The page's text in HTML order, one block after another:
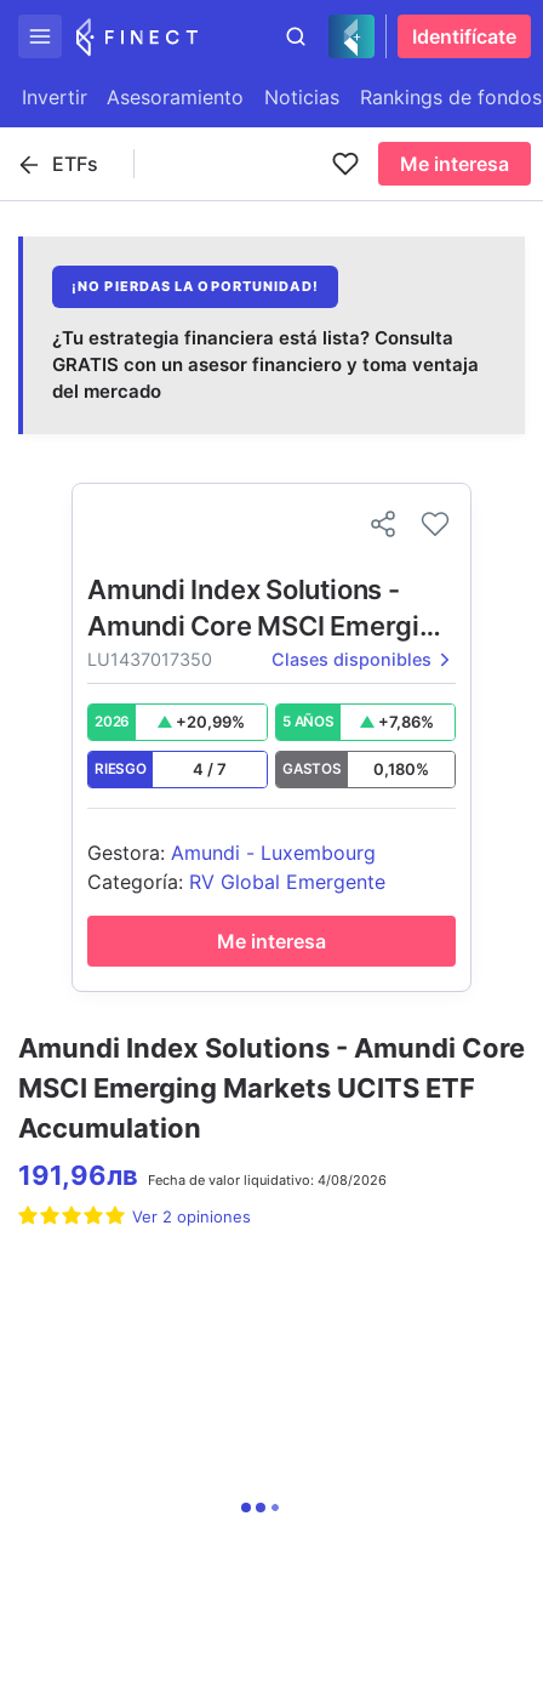
Identifícate
Invertir Asesoramiento Noticias Rankings de fondos
ETFs Me interesa
¡NO PIERDAS LA OPORTUNIDAD!
¿Tu estrategia financiera está lista? Consulta
GRATIS con un asesor financiero y toma ventaja
del mercado
Amundi Index Solutions - Amundi Core
MSCI Emerging Markets UCITS ETF
Accumulation
191,96лв Fecha de valor liquidativo: 4/08/2026
Ver 2 opiniones
Amundi Index Solutions -
Amundi Core MSCI Emerging
Markets
LU1437017350 Clases disponibles
2026 +20,99% 5 AÑOS +7,86%
RIESGO 4 /7 GASTOS 0,180%
Gestora: Amundi - Luxembourg
Categoría: RV Global Emergente
Me interesa